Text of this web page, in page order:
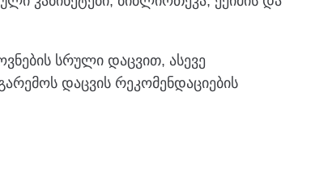
სრული დაცვით, ასევე
დაცვის რეკომენდაციების